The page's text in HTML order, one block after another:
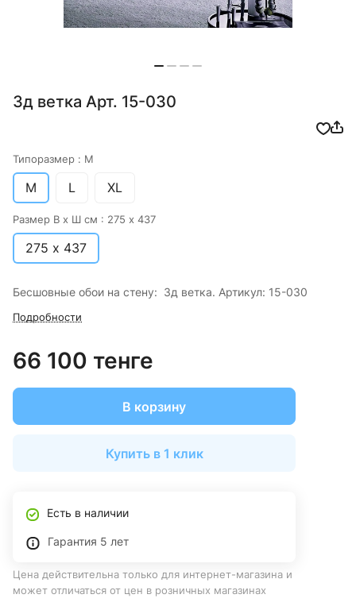
3д ветка Арт. 15-030
Типоразмер : M
M L XL
Размер В х Ш см : 275 х 437
275 х 437
Бесшовные обои на стену: 3д ветка. Артикул: 15-030
Подробности
66 100 тенге
В корзину
Купить в 1 клик
Есть в наличии
Гарантия 5 лет
Цена действительна только для интернет-магазина и
может отличаться от цен в розничных магазинах